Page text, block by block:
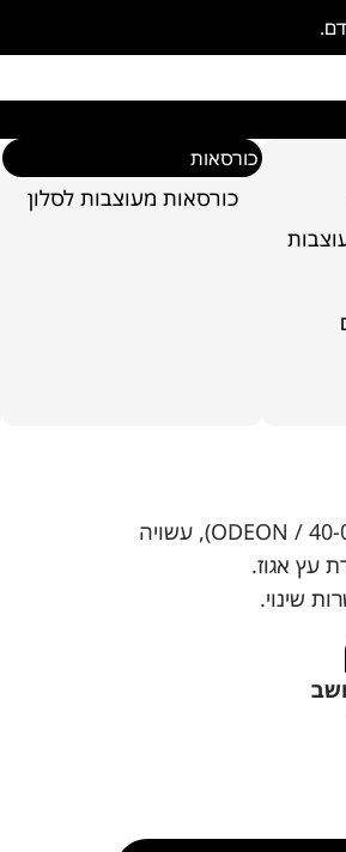
כורסאות
כורסאות מעוצבות לסלון
כורסא דגם אודיון (ODEON / 40-00041), עשויה
עץ אגוז.
שינוי.